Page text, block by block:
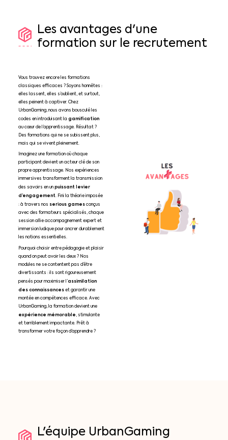
Les avantages d'une
formation sur le recrutement
Vous trouvez encore les formations
classiques efficaces ? Soyons honnêtes :
elles lassent, elles s’oublient, et surtout,
elles peinent à captiver. Chez
UrbanGaming, nous avons bousculé les
codes en introduisant la gamification
au cœur de l’apprentissage. Résultat ?
Des formations qui ne se subissent plus,
mais qui se vivent pleinement.
Imaginez une formation où chaque
participant devient un acteur clé de son
propre apprentissage. Nos expériences
immersives transforment la transmission
des savoirs en unpuissant levier
d’engagement. Fini la théorie imposée
: à travers nos serious gamesconçus
avec des formateurs spécialisés, chaque
session allie accompagnement expert et
immersion ludique pour ancrer durablement
les notions essentielles.
Pourquoi choisir entre pédagogie et plaisir
quand on peut avoir les deux ? Nos
modules ne se contentent pas d’être
divertissants : ils sont rigoureusement
pensés pour maximiser l’assimilation
des connaissanceset garantir une
montée en compétences efficace. Avec
UrbanGaming, la formation devient une
expérience mémorable, stimulante
et terriblement impactante. Prêt à
transformer votre façon d’apprendre ?
L'équipe UrbanGaming